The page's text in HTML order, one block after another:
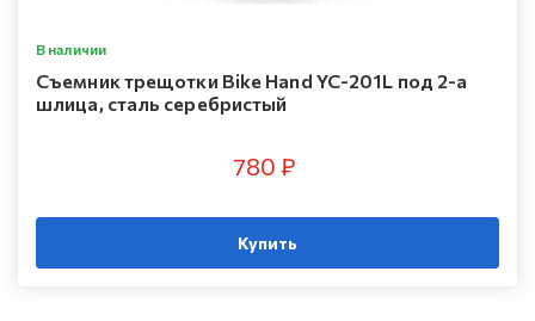
В наличии
Съемник трещотки Bike Hand YC-201L под 2-а
шлица, сталь серебристый
780 ₽
Купить